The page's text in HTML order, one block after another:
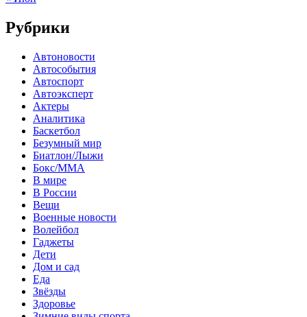
Рубрики
Автоновости
Автособытия
Автоспорт
Автоэксперт
Актеры
Аналитика
Баскетбол
Безумный мир
Биатлон/Лыжи
Бокс/MMA
В мире
В России
Вещи
Военные новости
Волейбол
Гаджеты
Дети
Дом и сад
Еда
Звёзды
Здоровье